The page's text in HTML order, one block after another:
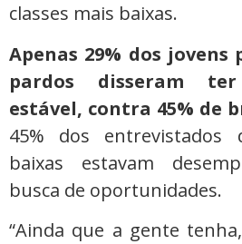
classes mais baixas.
Apenas 29% dos jovens
pardos disseram
estável, contra 45% de
45% dos entrevistados
baixas estavam
busca de oportunidades.
“Ainda que a gente